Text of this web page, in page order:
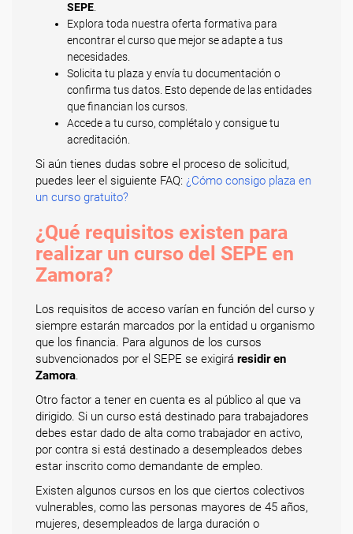
SEPE
Explora toda nuestra oferta formativa para
encontrar el curso que mejor se adapte a tus
necesidades.
Solicita tu plaza y envía tu documentación o
confirma tus datos. Esto depende de las entidades
que financian los cursos.
Accede a tu curso, complétalo y consigue tu
acreditación.
Si aún tienes dudas sobre el proceso de solicitud,
puedes leer el siguiente FAQ: ¿Cómo consigo plaza en
un curso gratuito?
¿Qué requisitos existen para
realizar un curso del SEPE en
Zamora?
Los requisitos de acceso varían en función del curso y
siempre estarán marcados por la entidad u organismo
que los financia. Para algunos de los cursos
subvencionados por el SEPE se exigirá residir en
Zamora.
Otro factor a tener en cuenta es al público al que va
dirigido. Si un curso está destinado para trabajadores
debes estar dado de alta como trabajador en activo,
por contra si está destinado a desempleados debes
estar inscrito como demandante de empleo.
Existen algunos cursos en los que ciertos colectivos
vulnerables, como las personas mayores de 45 años,
mujeres, desempleados de larga duración o